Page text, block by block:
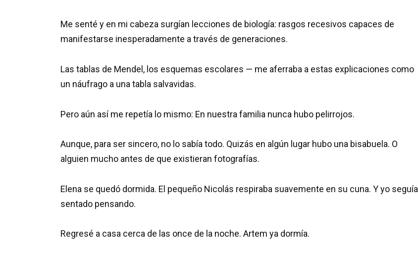
Me senté y en mi cabeza surgían lecciones de biología: rasgos recesivos capaces de
manifestarse inesperadamente a través de generaciones.
Las tablas de Mendel, los esquemas escolares — me aferraba a estas explicaciones como
un náufrago a una tabla salvavidas.
Pero aún así me repetía lo mismo: En nuestra familia nunca hubo pelirrojos.
Aunque, para ser sincero, no lo sabía todo. Quizás en algún lugar hubo una bisabuela. O
alguien mucho antes de que existieran fotografías.
Elena se quedó dormida. El pequeño Nicolás respiraba suavemente en su cuna. Y yo seguía
sentado pensando.
Regresé a casa cerca de las once de la noche. Artem ya dormía.